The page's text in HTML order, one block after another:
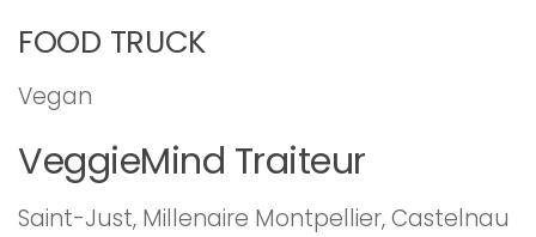
FOOD TRUCK
Vegan
VeggieMind Traiteur
Saint-Just, Millenaire Montpellier, Castelnau